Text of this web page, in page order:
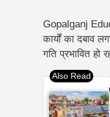
Gopalganj
कार्यों का दबाव
गति प्रभावित हो